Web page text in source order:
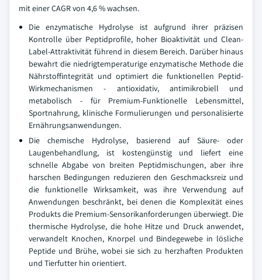
mit einer CAGR von 4,6 % wachsen.
Die enzymatische Hydrolyse ist aufgrund ihrer präzisen
Kontrolle über Peptidprofile, hoher Bioaktivität und Clean-
Label-Attraktivität führend in diesem Bereich. Darüber hinaus
bewahrt die niedrigtemperaturige enzymatische Methode die
Nährstoffintegrität und optimiert die funktionellen Peptid-
Wirkmechanismen - antioxidativ, antimikrobiell und
metabolisch - für Premium-Funktionelle Lebensmittel,
Sportnahrung, klinische Formulierungen und personalisierte
Ernährungsanwendungen.
Die chemische Hydrolyse, basierend auf Säure- oder
Laugenbehandlung, ist kostengünstig und liefert eine
schnelle Abgabe von breiten Peptidmischungen, aber ihre
harschen Bedingungen reduzieren den Geschmacksreiz und
die funktionelle Wirksamkeit, was ihre Verwendung auf
Anwendungen beschränkt, bei denen die Komplexität eines
Produkts die Premium-Sensorikanforderungen überwiegt. Die
thermische Hydrolyse, die hohe Hitze und Druck anwendet,
verwandelt Knochen, Knorpel und Bindegewebe in lösliche
Peptide und Brühe, wobei sie sich zu herzhaften Produkten
und Tierfutter hin orientiert.